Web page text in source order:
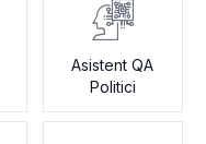
Asistent QA
Politici